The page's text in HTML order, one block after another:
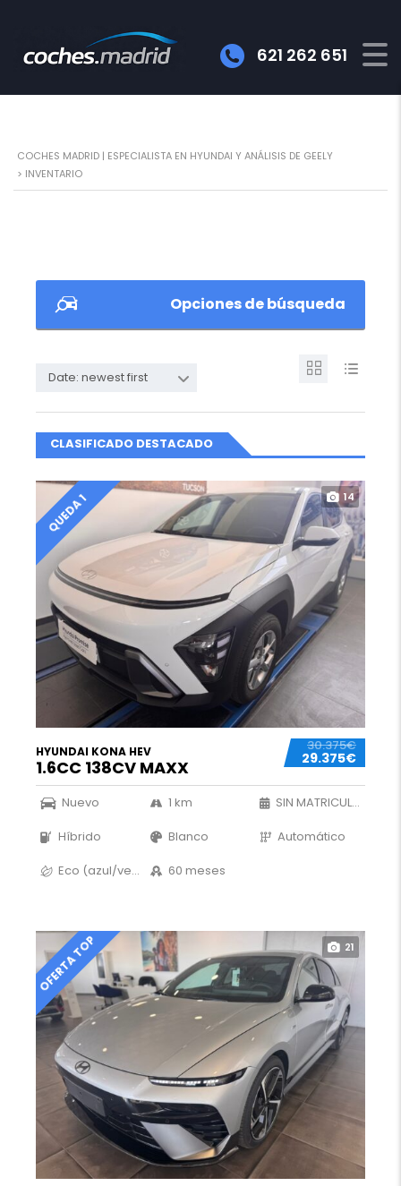
621 262 651
COCHES MADRID | ESPECIALISTA EN HYUNDAI Y ANÁLISIS DE GEELY
> INVENTARIO
Opciones de búsqueda
Date: newest first
CLASIFICADO DESTACADO
QUEDA 1 14
30.375€
29.375€
HYUNDAI KONA HEV
1.6CC 138CV MAXX
Nuevo 1 km
SIN MATRICULAR
Híbrido
Blanco
Automático
Eco (azul/verde)
60 meses
OFERTA TOP 21